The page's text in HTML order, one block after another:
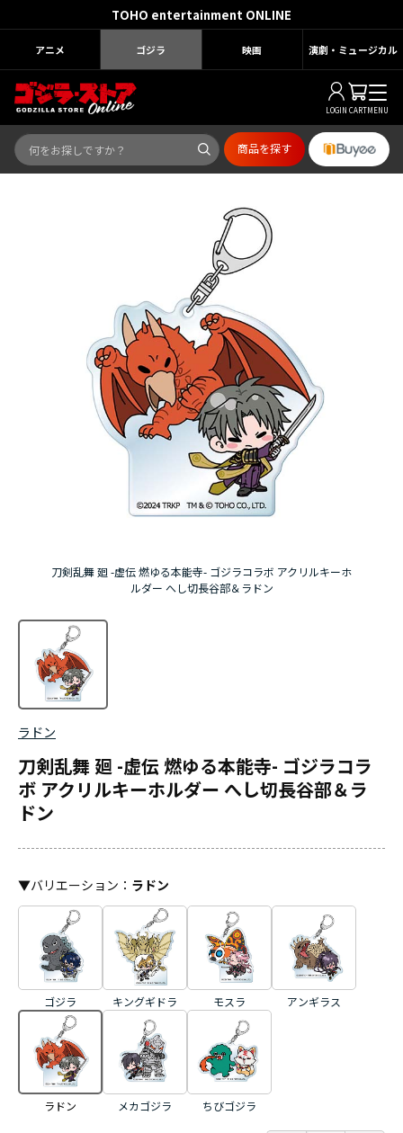
TOHO entertainment ONLINE
アニメ ゴジラ 映画 演劇・ミュージカル
LOGIN CARTMENU
商品を探す
刀剣乱舞 廻 -虚伝 燃ゆる本能寺- ゴジラコラボ アクリルキーホ
ルダー へし切長谷部＆ラドン
ラドン
刀剣乱舞 廻 -虚伝 燃ゆる本能寺- ゴジラコラ
ボ アクリルキーホルダー へし切長谷部＆ラ
ドン
▼バリエーション ： ラドン
ゴジラ キングギドラ モスラ アンギラス
ラドン メカゴジラ ちびゴジラ